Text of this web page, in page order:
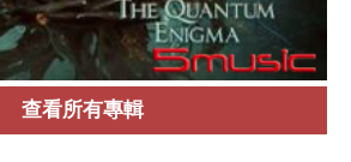
查看所有專輯